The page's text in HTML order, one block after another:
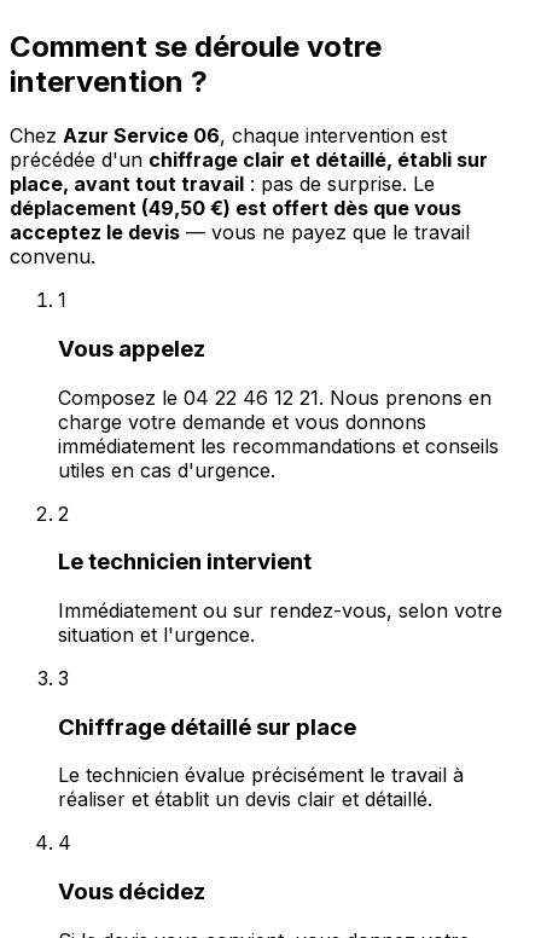
Comment se déroule votre
intervention ?
Chez Azur Service 06, chaque intervention est
précédée d'un chiffrage clair et détaillé, établi sur
place, avant tout travail : pas de surprise. Le
déplacement (49,50 €) est offert dès que vous
acceptez le devis — vous ne payez que le travail
convenu.
1
Vous appelez
Composez le 04 22 46 12 21. Nous prenons en
charge votre demande et vous donnons
immédiatement les recommandations et conseils
utiles en cas d'urgence.
2
Le technicien intervient
Immédiatement ou sur rendez-vous, selon votre
situation et l'urgence.
3
Chiffrage détaillé sur place
Le technicien évalue précisément le travail à
réaliser et établit un devis clair et détaillé.
4
Vous décidez